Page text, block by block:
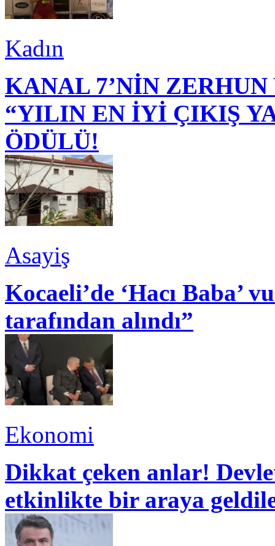
Kadın
KANAL 7’NİN
“YILIN EN İYİ ÇIKIŞ
ÖDÜLÜ!
Asayiş
Kocaeli’de ‘Hacı Baba’
tarafından alındı”
Ekonomi
Dikkat çeken anlar!
etkinlikte bir araya